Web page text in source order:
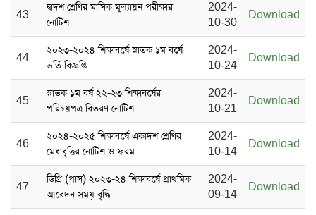
43
দ্বাদশ শ্রেণির মাসিক মূল্যায়ন পরীক্ষার
নোটিশ
2024-
10-30
Download
44
২০২৩-২০২৪ শিক্ষাবর্ষে স্নাতক ১ম বর্ষে
ভর্তি বিজ্ঞপ্তি
2024-
10-24
Download
45
স্নাতক ১ম বর্ষ ২২-২৩ শিক্ষাবর্ষের
পরিচয়পত্র বিতরণ নোটিশ
2024-
10-21
Download
46
২০২৪-২০২৫ শিক্ষাবর্ষে একাদশ শ্রেণির
মেধাবৃত্তির নোটিশ ও ফরম
2024-
10-14
Download
47
ডিগ্রি (পাস) ২০২৩-২৪ শিক্ষাবর্ষে প্রাথমিক
আবেদন সময় বৃদ্ধি
2024-
09-14
Download